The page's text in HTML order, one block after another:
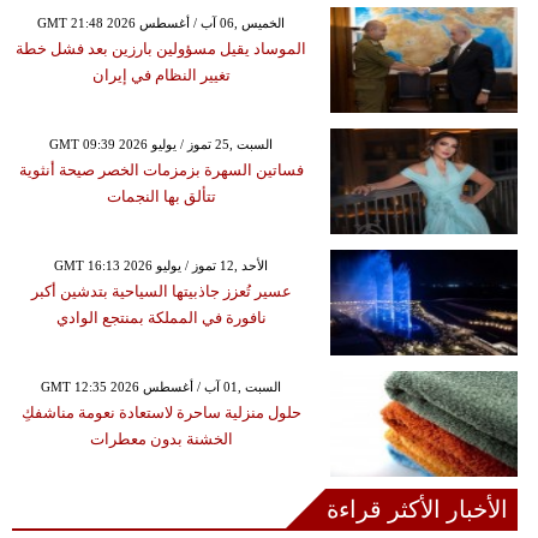
GMT 21:48 2026 الخميس ,06 آب / أغسطس
الموساد يقيل مسؤولين بارزين بعد فشل خطة
تغيير النظام في إيران
GMT 09:39 2026 السبت ,25 تموز / يوليو
فساتين السهرة بزمزمات الخصر صيحة أنثوية
تتألق بها النجمات
GMT 16:13 2026 الأحد ,12 تموز / يوليو
عسير تُعزز جاذبيتها السياحية بتدشين أكبر
نافورة في المملكة بمنتجع الوادي
GMT 12:35 2026 السبت ,01 آب / أغسطس
حلول منزلية ساحرة لاستعادة نعومة مناشفكِ
الخشنة بدون معطرات
الأخبار الأكثر قراءة